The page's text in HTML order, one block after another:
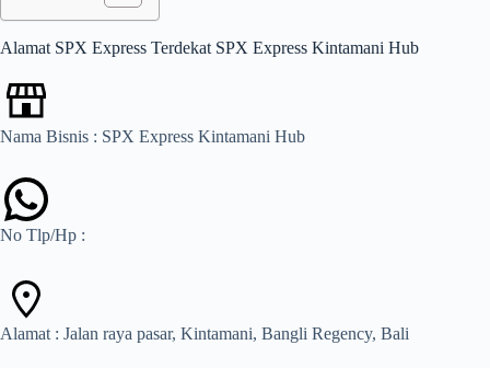
Alamat SPX Express Terdekat SPX Express Kintamani Hub
Nama Bisnis : SPX Express Kintamani Hub
No Tlp/Hp :
Alamat : Jalan raya pasar, Kintamani, Bangli Regency, Bali